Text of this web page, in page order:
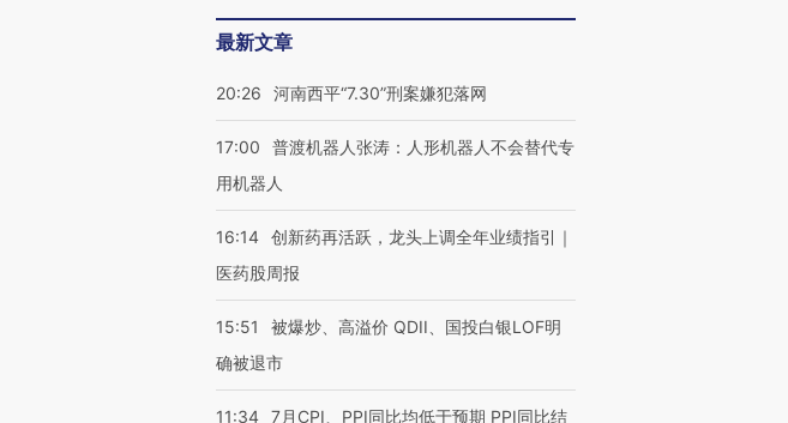
最新文章
20:26 河南西平“7.30”刑案嫌犯落网
17:00
普渡机器人张涛：人形机器人不会替代专
用机器人
16:14 创新药再活跃，龙头上调全年业绩指引｜
医药股周报
15:51
被爆炒、高溢价 QDII、国投白银LOF明
确被退市
11:34 7月CPI、PPI同比均低于预期 PPI同比结